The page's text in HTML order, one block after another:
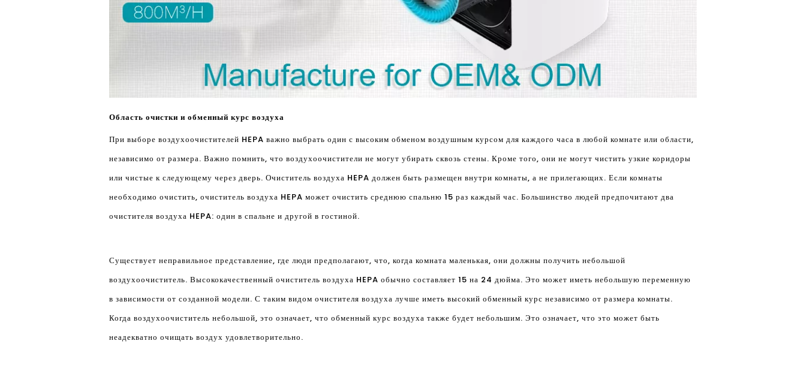
Область очистки и обменный курс воздуха
При выборе воздухоочистителей HEPA важно выбрать один с высоким обменом воздушным курсом для каждого часа в любой комнате или области,
независимо от размера. Важно помнить, что воздухоочистители не могут убирать сквозь стены. Кроме того, они не могут чистить узкие коридоры
или чистые к следующему через дверь. Очиститель воздуха HEPA должен быть размещен внутри комнаты, а не прилегающих. Если комнаты
необходимо очистить, очиститель воздуха HEPA может очистить среднюю спальню 15 раз каждый час. Большинство людей предпочитают два
очистителя воздуха HEPA: один в спальне и другой в гостиной.
Существует неправильное представление, где люди предполагают, что, когда комната маленькая, они должны получить небольшой
воздухоочиститель. Высококачественный очиститель воздуха HEPA обычно составляет 15 на 24 дюйма. Это может иметь небольшую переменную
в зависимости от созданной модели. С таким видом очистителя воздуха лучше иметь высокий обменный курс независимо от размера комнаты.
Когда воздухоочиститель небольшой, это означает, что обменный курс воздуха также будет небольшим. Это означает, что это может быть
неадекватно очищать воздух удовлетворительно.